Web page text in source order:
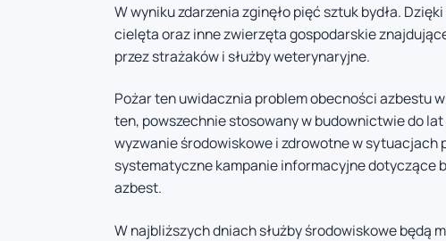
W wyniku zdarzenia zginęło pięć sztuk bydła.
cielęta oraz inne zwierzęta gospodarskie
przez strażaków i służby weterynaryjne.
Pożar ten uwidacznia problem obecności azbestu
ten, powszechnie stosowany w budownictwie do
wyzwanie środowiskowe i zdrowotne w sytuacjach
systematyczne kampanie informacyjne
azbest.
W najbliższych dniach służby środowiskowe będą